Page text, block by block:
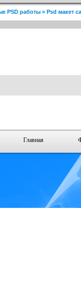
PSD работы » Psd макет
Главная